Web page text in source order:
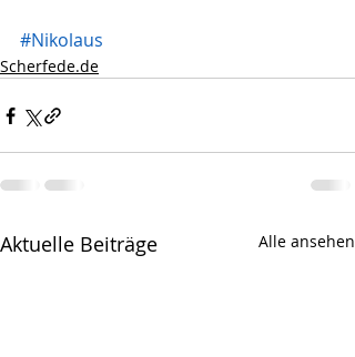
#Nikolaus
Scherfede.de
Aktuelle Beiträge Alle ansehen